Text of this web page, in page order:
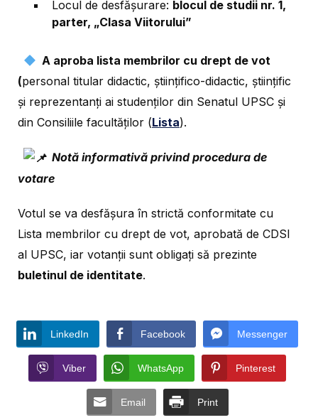
Locul de desfășurare: blocul de studii nr. 1,
parter, „Clasa Viitorului”
A aproba lista membrilor cu drept de vot
(personal titular didactic, ştiinţifico-didactic, ştiinţific
şi reprezentanţi ai studenţilor din Senatul UPSC și
din Consiliile facultăţilor (Lista).
Notă informativă privind procedura de
votare
Votul se va desfășura în strictă conformitate cu
Lista membrilor cu drept de vot, aprobată de CDSI
al UPSC, iar votanții sunt obligați să prezinte
buletinul de identitate.
LinkedIn Facebook Messenger
Viber WhatsApp Pinterest
Email Print